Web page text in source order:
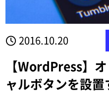
2016.10.20
【WordPress】
ャルボタンを設